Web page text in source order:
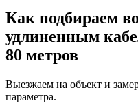
Как подбираем
удлиненным
80 метров
Выезжаем на объект и
параметра.